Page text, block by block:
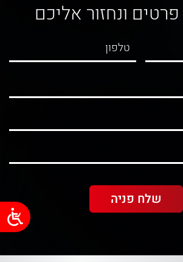
ונחזור אליכם